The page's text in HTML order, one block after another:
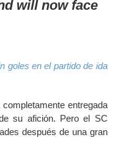
will now face
goles en el partido de ida
entregada
su afición. Pero el SC
después de una gran